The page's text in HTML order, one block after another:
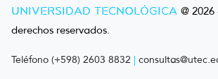
UNIVERSIDAD TECNOLÓGICA @
derechos reservados.
Teléfono (+598) 2603 8832 |